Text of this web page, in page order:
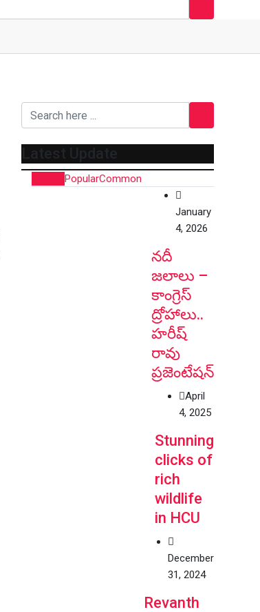
Latest Update
PopularCommon
January
4, 2026
నదీ
జలాలు –
కాంగ్రెస్
ద్రోహాలు..
హరీష్
రావు
ప్రజెంటేషన్
April
4, 2025
Stunning
clicks of
rich
wildlife
in HCU
December
31, 2024
Revanth